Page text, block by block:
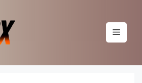
Menu